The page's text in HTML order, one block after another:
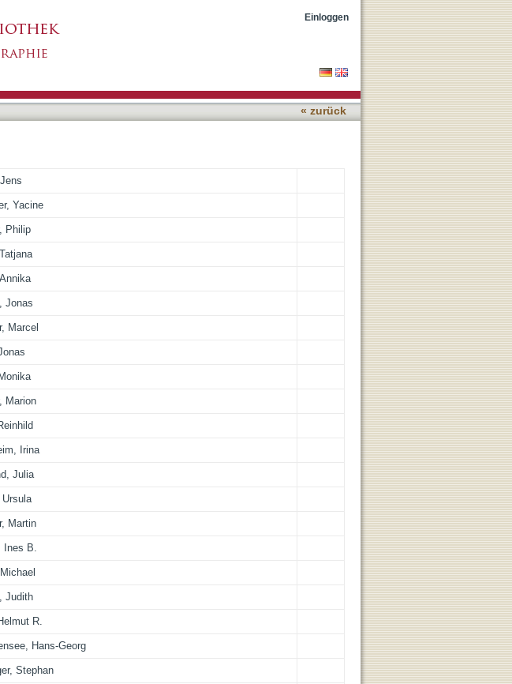
be specifically targeted by peptide-basedEinloggen
« zurück
Yacine
Philip
Jonas
Marcel
Marion
Irina
Julia
Ursula
Martin
Ines B.
Judith
R.
Hans-Georg
Stephan